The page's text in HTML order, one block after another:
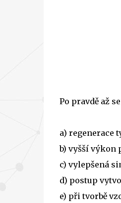
Po pravdě až
a) regenerace
b) vyšší výkon
c) vylepšená
d) postup
e) při tvorbě